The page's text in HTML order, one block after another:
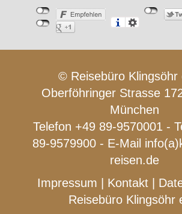
© Reisebüro Klingsöhr
Oberföhringer Strasse
München
Telefon +49 89-9570001 -
89-9579900 - E-Mail
reisen.de
Impressum
Kontakt
Reisebüro Klingsöhr